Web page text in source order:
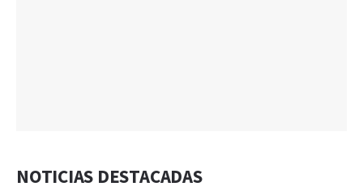
NOTICIAS DESTACADAS